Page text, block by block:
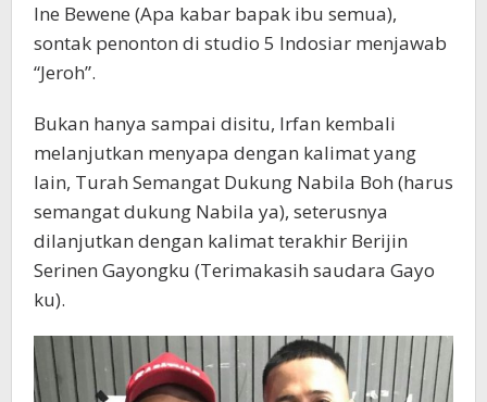
Ine Bewene (Apa kabar bapak ibu semua),
sontak penonton di studio 5 Indosiar menjawab
“Jeroh”.
Bukan hanya sampai disitu, Irfan kembali
melanjutkan menyapa dengan kalimat yang
lain, Turah Semangat Dukung Nabila Boh (harus
semangat dukung Nabila ya), seterusnya
dilanjutkan dengan kalimat terakhir Berijin
Serinen Gayongku (Terimakasih saudara Gayo
ku).